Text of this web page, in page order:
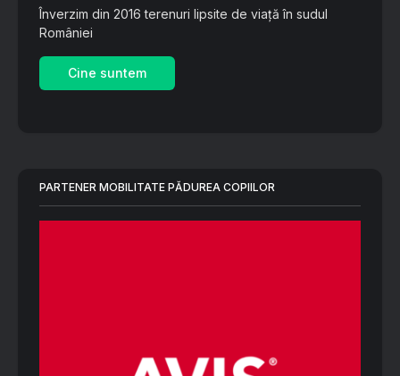
Înverzim din 2016 terenuri lipsite de viață în sudul
României
Cine suntem
PARTENER MOBILITATE PĂDUREA COPIILOR